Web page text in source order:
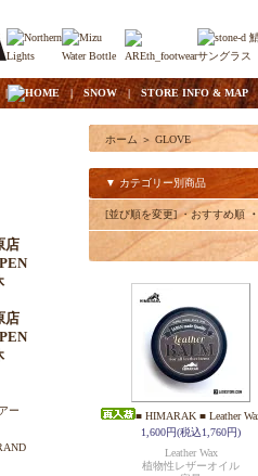
| HOME|SNOW| STORE INFO & MAP
店
店
ホーム ＞ GLOVE
▼ カテゴリー別商品
[並び順を変更]・おすすめ順
■ HIMARAK ■ Leather
1,600円(税込1,760円)
Leather Wax
植物性レザーオイル